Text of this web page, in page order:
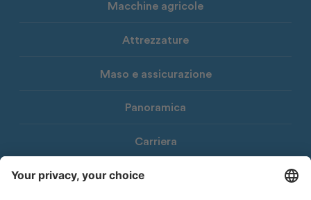
Macchine agricole
Attrezzature
Maso e assicurazione
Panoramica
Carriera
Download